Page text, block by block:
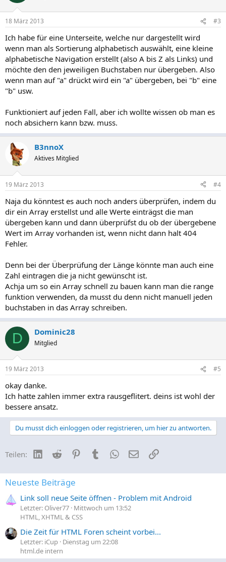
18 März 2013 #3
Ich habe für eine Unterseite, welche nur dargestellt wird
wenn man als Sortierung alphabetisch auswählt, eine kleine
alphabetische Navigation erstellt (also A bis Z als Links) und
möchte den den jeweiligen Buchstaben nur übergeben. Also
wenn man auf "a" drückt wird ein "a" übergeben, bei "b" eine
"b" usw.
Funktioniert auf jeden Fall, aber ich wollte wissen ob man es
noch absichern kann bzw. muss.
B3nnoX
Aktives Mitglied
19 März 2013 #4
Naja du könntest es auch noch anders überprüfen, indem du
dir ein Array erstellst und alle Werte einträgst die man
übergeben kann und dann überprüfst du ob der übergebene
Wert im Array vorhanden ist, wenn nicht dann halt 404
Fehler.
Denn bei der Überprüfung der Länge könnte man auch eine
Zahl eintragen die ja nicht gewünscht ist.
Achja um so ein Array schnell zu bauen kann man die range
funktion verwenden, da musst du denn nicht manuell jeden
buchstaben in das Array schreiben.
D Dominic28
Mitglied
19 März 2013 #5
okay danke.
Ich hatte zahlen immer extra rausgeflitert. deins ist wohl der
bessere ansatz.
Du musst dich einloggen oder registrieren, um hier zu antworten.
Teilen: LinkedIn
Reddit PinterestTumblrWhatsApp
E-MailLink
Neueste Beiträge
Link soll neue Seite öffnen - Problem mit Android
Letzter: Oliver77 Mittwoch um 13:52
HTML, XHTML & CSS
Die Zeit für HTML Foren scheint vorbei...
Letzter: iCup Dienstag um 22:08
html.de intern